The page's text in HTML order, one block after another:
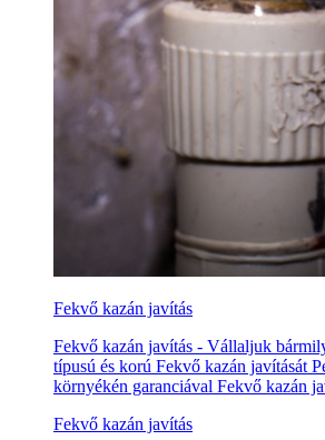
Fekvő kazán javítás
Fekvő kazán javítás - Vállaljuk
típusú és korú Fekvő kazán javítását
környékén garanciával Fekvő kazán
Fekvő kazán javítás